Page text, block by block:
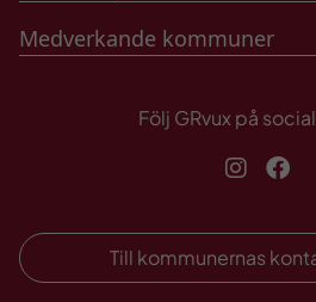
Medverkande kommuner
Följ GRvux på
Till kommunernas